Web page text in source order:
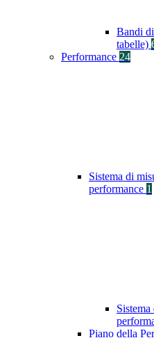
Bandi
tabelle)
Performance 24
Sistema di
performance 1
Piano della